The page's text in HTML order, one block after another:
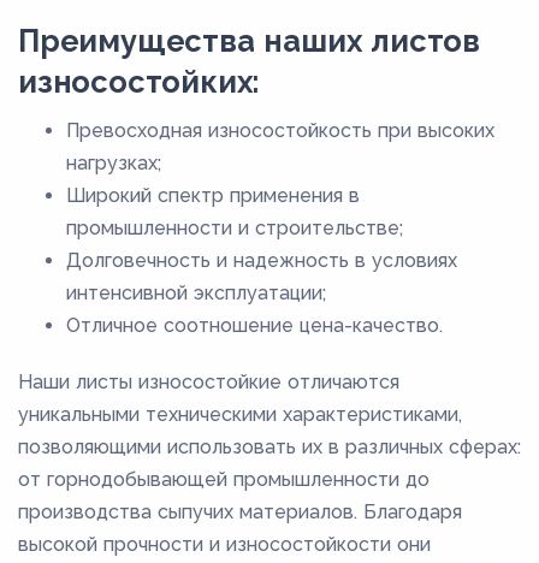
Преимущества наших листов
износостойких:
Превосходная износостойкость при высоких
нагрузках;
Широкий спектр применения в
промышленности и строительстве;
Долговечность и надежность в условиях
интенсивной эксплуатации;
Отличное соотношение цена-качество.
Наши листы износостойкие отличаются
уникальными техническими характеристиками,
позволяющими использовать их в различных сферах:
от горнодобывающей промышленности до
производства сыпучих материалов. Благодаря
высокой прочности и износостойкости они